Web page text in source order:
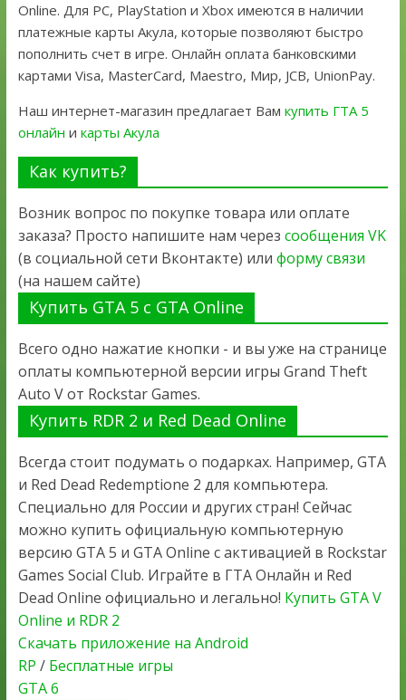
Online. Для PC, PlayStation и Xbox имеются в наличии
платежные карты Акула, которые позволяют быстро
пополнить счет в игре. Онлайн оплата банковскими
картами Visa, MasterCard, Maestro, Мир, JCB, UnionPay.
Наш интернет-магазин предлагает Вам купить ГТА 5
онлайн и карты Акула
Как купить?
Возник вопрос по покупке товара или оплате
заказа? Просто напишите нам через сообщения VK
(в социальной сети Вконтакте) или форму связи
(на нашем сайте)
Купить GTA 5 с GTA Online
Всего одно нажатие кнопки - и вы уже на странице
оплаты компьютерной версии игры Grand Theft
Auto V от Rockstar Games.
Купить RDR 2 и Red Dead Online
Всегда стоит подумать о подарках. Например, GTA
и Red Dead Redemptione 2 для компьютера.
Специально для России и других стран! Сейчас
можно купить официальную компьютерную
версию GTA 5 и GTA Online с активацией в Rockstar
Games Social Club. Играйте в ГТА Онлайн и Red
Dead Online официально и легально! Купить GTA V
Online и RDR 2
Скачать приложение на Android
RP / Бесплатные игры
GTA 6